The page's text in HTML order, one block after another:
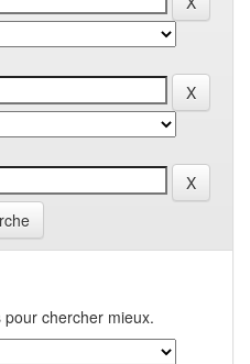
chercher mieux.